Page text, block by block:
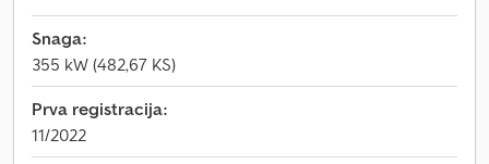
Snaga:
355 kW (482,67 KS)
Prva registracija:
11/2022